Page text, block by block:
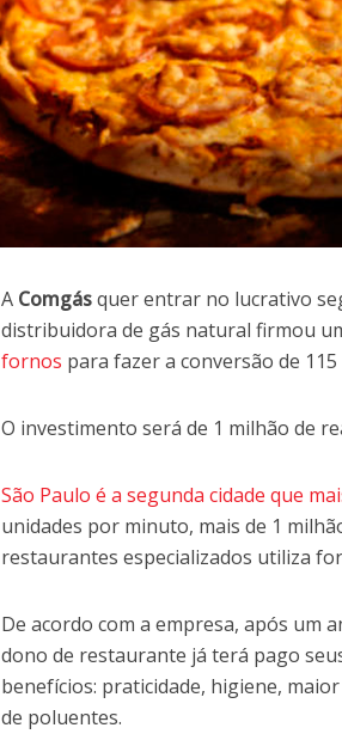
A Comgásquer entrar no lucrativo
distribuidora de gás natural firmou
fornos para fazer a conversão de
O investimento será de 1 milhão de
São Paulo é a segunda cidade que
unidades por minuto, mais de 1
restaurantes especializados utiliza
De acordo com a empresa, após um
dono de restaurante já terá pago
benefícios: praticidade, higiene,
de poluentes.